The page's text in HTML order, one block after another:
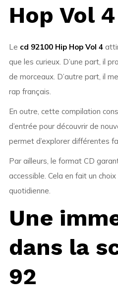
Hop Vol
Le cd 92100 Hip Hop Vol 4
que les curieux. D’une part, il
de morceaux. D’autre part, il
rap français.
En outre, cette compilation
d’entrée pour découvrir de
permet d’explorer différentes
Par ailleurs, le format CD
accessible. Cela en fait un
quotidienne.
Une
dans la
92